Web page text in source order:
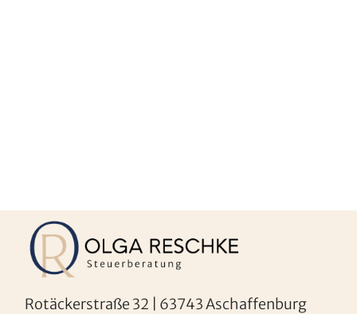
Rotäckerstraße 32 | 63743 Aschaffenburg